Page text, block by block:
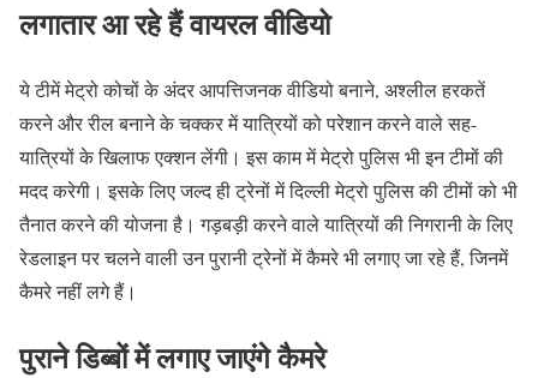
लगातार आ रहे हैं वायरल वीडियो
ये टीमें मेट्रो कोचों के अंदर आपत्तिजनक वीडियो बनाने, अश्लील हरकतें
करने और रील बनाने के चक्कर में यात्रियों को परेशान करने वाले सह-
यात्रियों के खिलाफ एक्शन लेंगी। इस काम में मेट्रो पुलिस भी इन टीमों की
मदद करेगी। इसके लिए जल्द ही ट्रेनों में दिल्ली मेट्रो पुलिस की टीमों को भी
तैनात करने की योजना है। गड़बड़ी करने वाले यात्रियों की निगरानी के लिए
रेडलाइन पर चलने वाली उन पुरानी ट्रेनों में कैमरे भी लगाए जा रहे हैं, जिनमें
कैमरे नहीं लगे हैं।
पुराने डिब्बों में लगाए जाएंगे कैमरे